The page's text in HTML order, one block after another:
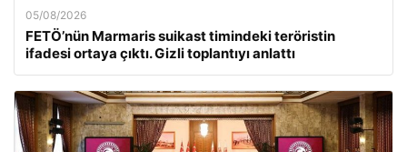
05/08/2026
FETÖ’nün Marmaris suikast timindeki teröristin
ifadesi ortaya çıktı. Gizli toplantıyı anlattı